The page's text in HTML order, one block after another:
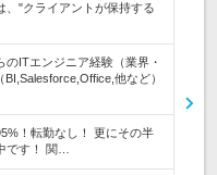
、"クライアントが保持する
ITエンジニア経験（業界・
他など）
！転勤なし！ 更にその半
です！ 関…